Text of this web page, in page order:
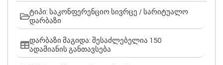
ტიპი: საკონფერენციო სივრცე / სარიტუალო
დარბაზი
დარბაზი მაგიდა: შესაძლებელია 150
ადამიანის განთავსება